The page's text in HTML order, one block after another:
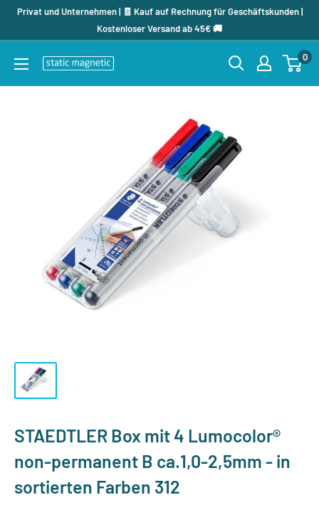
DirektPrivat und Unternehmen | 🧾 Kauf auf Rechnung für Geschäftskunden |
Kostenloser Versand ab 45€ 🚚
staticmagnetic.de
0
STAEDTLER Box mit 4 Lumocolor®
non-permanent B ca.1,0-2,5mm - in
sortierten Farben 312